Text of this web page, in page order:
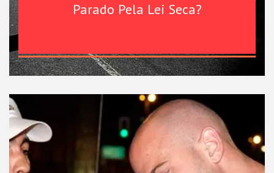
Parado Pela Lei Seca?